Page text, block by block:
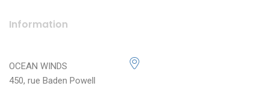
Information
OCEAN WINDS
450, rue Baden Powell